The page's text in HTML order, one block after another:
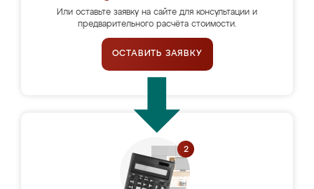
Или оставьте заявку на сайте для консультации и
предварительного расчёта стоимости.
ОСТАВИТЬ ЗАЯВКУ